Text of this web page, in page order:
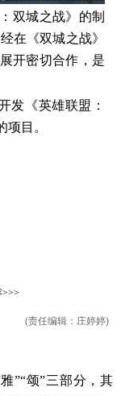
双城之战》的制
在《双城之战》
开密切合作，是
发《英雄联盟：
目。
(责任编辑：庄婷婷)
”“颂”三部分，其